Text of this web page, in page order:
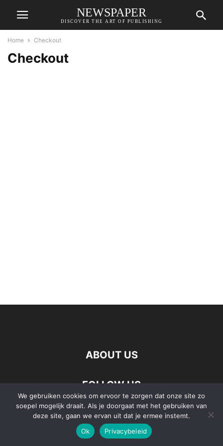
NEWSPAPER
DISCOVER THE ART OF PUBLISHING
Home Checkout
Checkout
ABOUT US
FOLLOW US
©
We gebruiken cookies om ervoor te zorgen dat onze site zo
soepel mogelijk draait. Als je doorgaat met het gebruiken van
deze site, gaan we ervan uit dat je ermee instemt.
Ok
Privacybeleid